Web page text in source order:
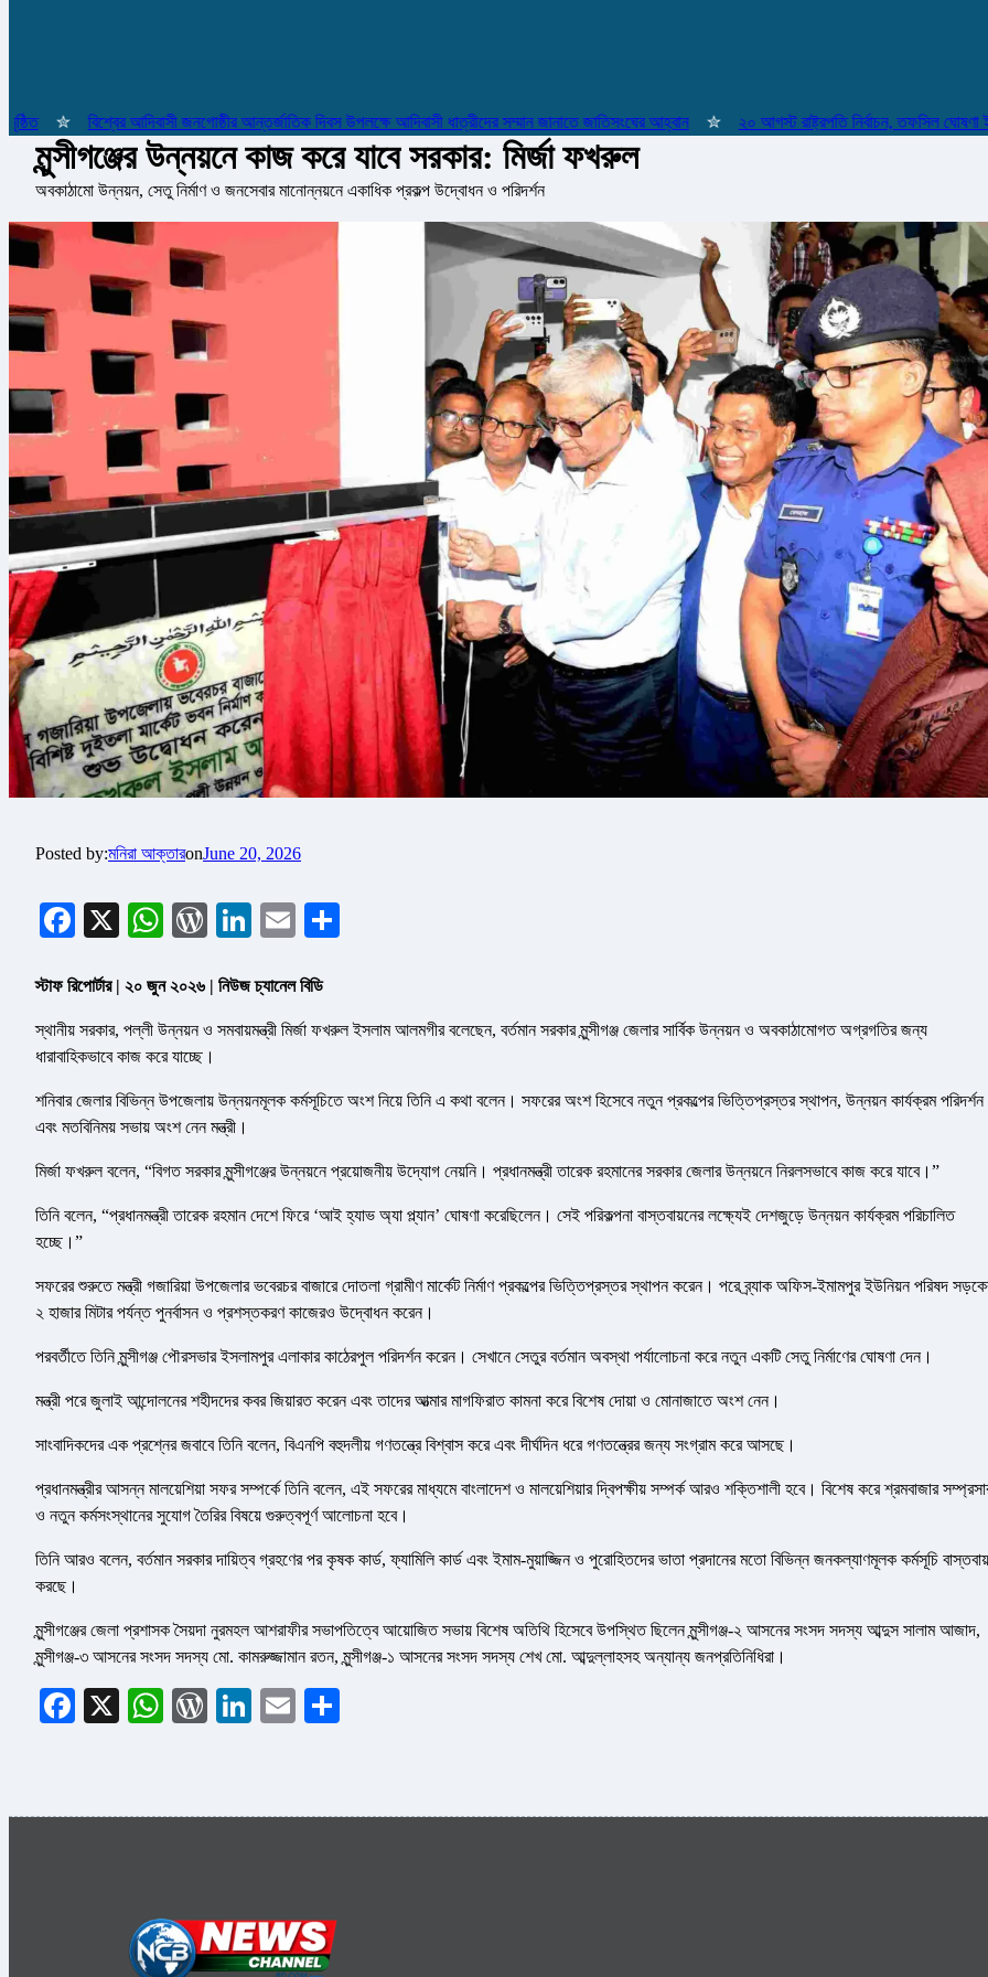
✮ বিশ্বের আদিবাসী জনগোষ্ঠীর আন্তর্জাতিক দিবস উপলক্ষে আদিবাসী ধাত্রীদের সম্মান জানাতে জাতিসংঘের আহ্বান ✮ ২০ আগস্ট রাষ্ট্রপতি নির্বাচন, তফসিল ঘোষণা ইসির
মুন্সীগঞ্জের উন্নয়নে কাজ করে যাবে সরকার: মির্জা ফখরুল
অবকাঠামো উন্নয়ন, সেতু নির্মাণ ও জনসেবার মানোন্নয়নে একাধিক প্রকল্প উদ্বোধন ও পরিদর্শন
Posted by:মনিরা আক্তারonJune 20, 2026
Facebook
X WhatsApp
WordPress
LinkedIn
Email
স্টাফ রিপোর্টার | ২০ জুন ২০২৬ | নিউজ চ্যানেল বিডি
স্থানীয় সরকার, পল্লী উন্নয়ন ও সমবায়মন্ত্রী মির্জা ফখরুল ইসলাম আলমগীর বলেছেন, বর্তমান সরকার মুন্সীগঞ্জ জেলার সার্বিক উন্নয়ন ও অবকাঠামোগত অগ্রগতির জন্য
ধারাবাহিকভাবে কাজ করে যাচ্ছে।
শনিবার জেলার বিভিন্ন উপজেলায় উন্নয়নমূলক কর্মসূচিতে অংশ নিয়ে তিনি এ কথা বলেন। সফরের অংশ হিসেবে নতুন প্রকল্পের ভিত্তিপ্রস্তর স্থাপন, উন্নয়ন কার্যক্রম পরিদর্শন
এবং মতবিনিময় সভায় অংশ নেন মন্ত্রী।
মির্জা ফখরুল বলেন, “বিগত সরকার মুন্সীগঞ্জের উন্নয়নে প্রয়োজনীয় উদ্যোগ নেয়নি। প্রধানমন্ত্রী তারেক রহমানের সরকার জেলার উন্নয়নে নিরলসভাবে কাজ করে যাবে।”
তিনি বলেন, “প্রধানমন্ত্রী তারেক রহমান দেশে ফিরে ‘আই হ্যাভ অ্যা প্ল্যান’ ঘোষণা করেছিলেন। সেই পরিকল্পনা বাস্তবায়নের লক্ষ্যেই দেশজুড়ে উন্নয়ন কার্যক্রম পরিচালিত
হচ্ছে।”
সফরের শুরুতে মন্ত্রী গজারিয়া উপজেলার ভবেরচর বাজারে দোতলা গ্রামীণ মার্কেট নির্মাণ প্রকল্পের ভিত্তিপ্রস্তর স্থাপন করেন। পরে ব্র্যাক অফিস-ইমামপুর ইউনিয়ন পরিষদ
২ হাজার মিটার পর্যন্ত পুনর্বাসন ও প্রশস্তকরণ কাজেরও উদ্বোধন করেন।
পরবর্তীতে তিনি মুন্সীগঞ্জ পৌরসভার ইসলামপুর এলাকার কাঠেরপুল পরিদর্শন করেন। সেখানে সেতুর বর্তমান অবস্থা পর্যালোচনা করে নতুন একটি সেতু নির্মাণের ঘোষণা দেন।
মন্ত্রী পরে জুলাই আন্দোলনের শহীদদের কবর জিয়ারত করেন এবং তাদের আত্মার মাগফিরাত কামনা করে বিশেষ দোয়া ও মোনাজাতে অংশ নেন।
সাংবাদিকদের এক প্রশ্নের জবাবে তিনি বলেন, বিএনপি বহুদলীয় গণতন্ত্রে বিশ্বাস করে এবং দীর্ঘদিন ধরে গণতন্ত্রের জন্য সংগ্রাম করে আসছে।
প্রধানমন্ত্রীর আসন্ন মালয়েশিয়া সফর সম্পর্কে তিনি বলেন, এই সফরের মাধ্যমে বাংলাদেশ ও মালয়েশিয়ার দ্বিপক্ষীয় সম্পর্ক আরও শক্তিশালী হবে। বিশেষ করে শ্রমবাজার
ও নতুন কর্মসংস্থানের সুযোগ তৈরির বিষয়ে গুরুত্বপূর্ণ আলোচনা হবে।
তিনি আরও বলেন, বর্তমান সরকার দায়িত্ব গ্রহণের পর কৃষক কার্ড, ফ্যামিলি কার্ড এবং ইমাম-মুয়াজ্জিন ও পুরোহিতদের ভাতা প্রদানের মতো বিভিন্ন জনকল্যাণমূলক কর্মসূচি
করছে।
মুন্সীগঞ্জের জেলা প্রশাসক সৈয়দা নুরমহল আশরাফীর সভাপতিত্বে আয়োজিত সভায় বিশেষ অতিথি হিসেবে উপস্থিত ছিলেন মুন্সীগঞ্জ-২ আসনের সংসদ সদস্য আব্দুস সালাম আজাদ,
মুন্সীগঞ্জ-৩ আসনের সংসদ সদস্য মো. কামরুজ্জামান রতন, মুন্সীগঞ্জ-১ আসনের সংসদ সদস্য শেখ মো. আব্দুল্লাহসহ অন্যান্য জনপ্রতিনিধিরা।
Facebook
X WhatsApp
WordPress
LinkedIn
Email